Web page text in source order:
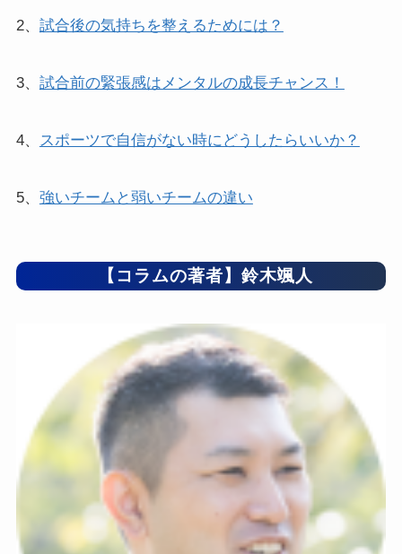
2、 試合後の気持ちを整えるためには？
3、 試合前の緊張感はメンタルの成長チャンス！
4、 スポーツで自信がない時にどうしたらいいか？
5、 強いチームと弱いチームの違い
【コラムの著者】鈴木颯人